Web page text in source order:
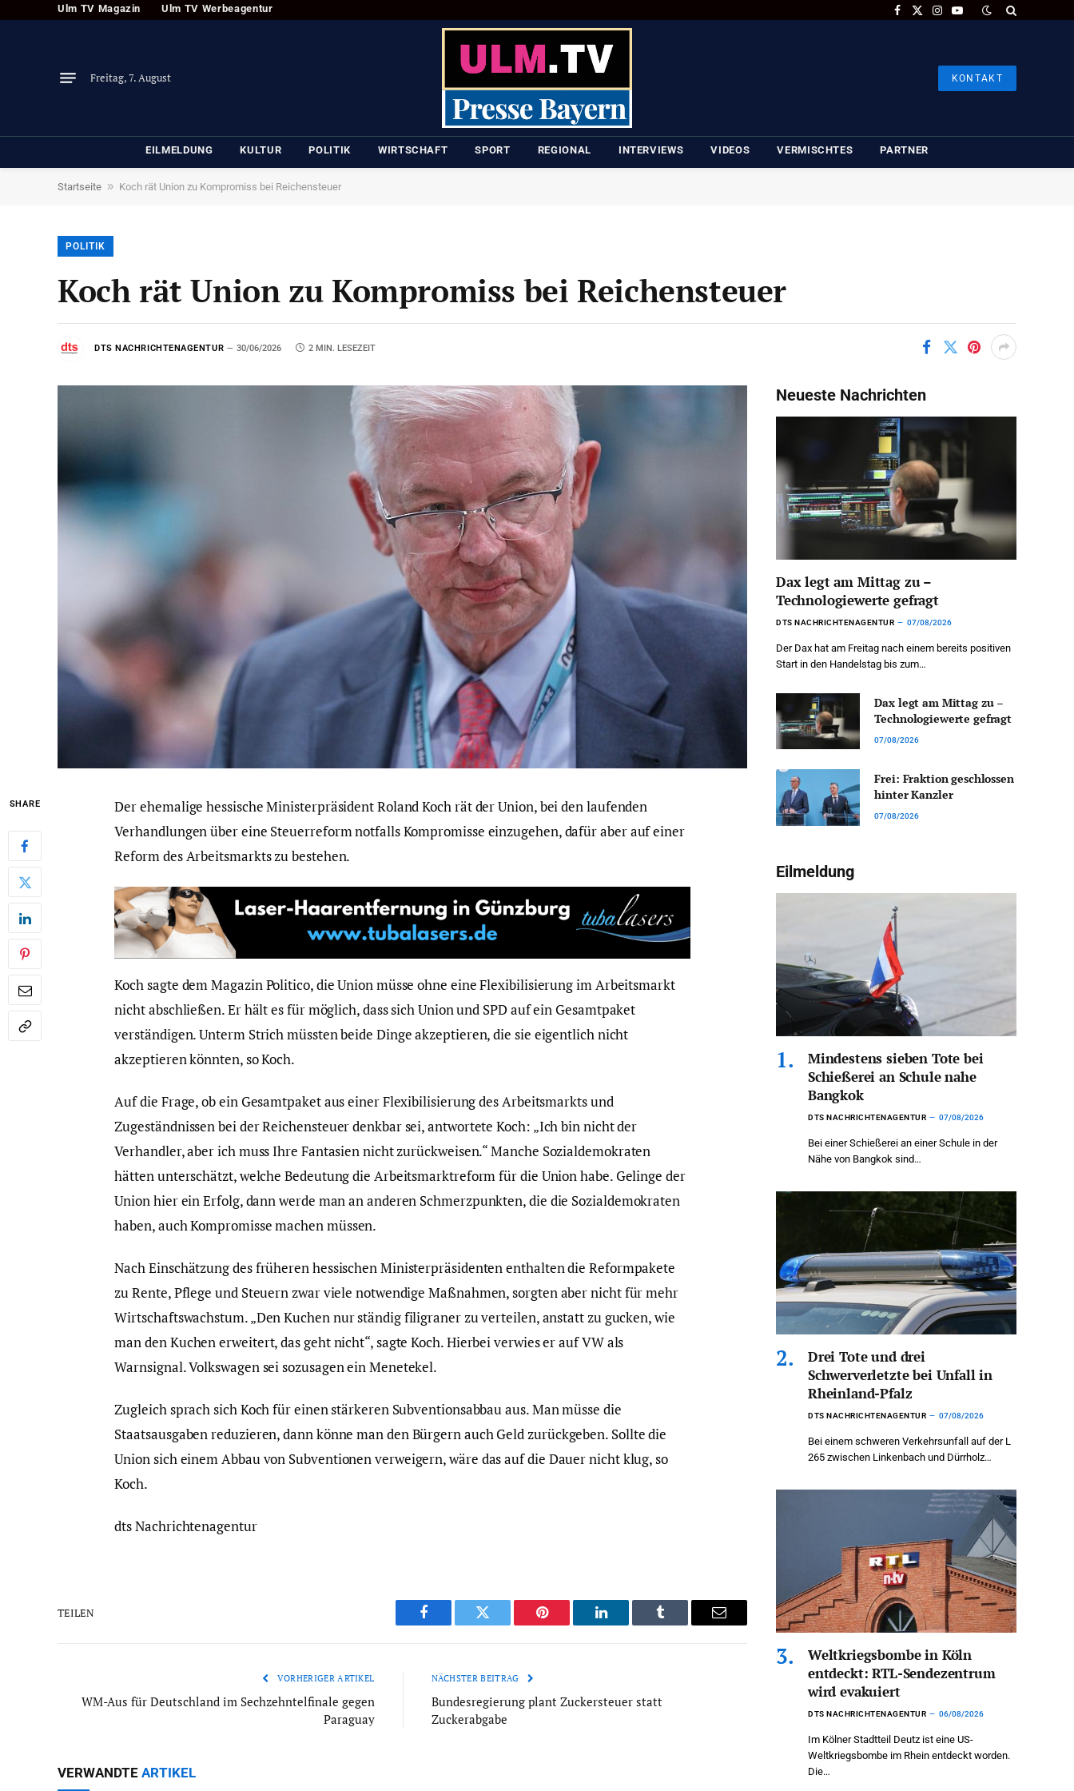
Ulm TV Magazin Ulm TV Werbeagentur
Facebook
X
Instagram
YouTube
Freitag, 7. August KONTAKT
EILMELDUNG KULTUR POLITIK WIRTSCHAFT SPORT REGIONAL INTERVIEWS VIDEOS VERMISCHTES PARTNER
Startseite » Koch rät Union zu Kompromiss bei Reichensteuer
POLITIK
Koch rät Union zu Kompromiss bei Reichensteuer
DTS NACHRICHTENAGENTUR 30/06/2026 2 MIN. LESEZEIT
SHARE
Der ehemalige hessische Ministerpräsident Roland Koch rät der Union, bei den laufenden
Verhandlungen über eine Steuerreform notfalls Kompromisse einzugehen, dafür aber auf einer
Reform des Arbeitsmarkts zu bestehen.
Koch sagte dem Magazin Politico, die Union müsse ohne eine Flexibilisierung im Arbeitsmarkt
nicht abschließen. Er hält es für möglich, dass sich Union und SPD auf ein Gesamtpaket
verständigen. Unterm Strich müssten beide Dinge akzeptieren, die sie eigentlich nicht
akzeptieren könnten, so Koch.
Auf die Frage, ob ein Gesamtpaket aus einer Flexibilisierung des Arbeitsmarkts und
Zugeständnissen bei der Reichensteuer denkbar sei, antwortete Koch: „Ich bin nicht der
Verhandler, aber ich muss Ihre Fantasien nicht zurückweisen.“ Manche Sozialdemokraten
hätten unterschätzt, welche Bedeutung die Arbeitsmarktreform für die Union habe. Gelinge der
Union hier ein Erfolg, dann werde man an anderen Schmerzpunkten, die die Sozialdemokraten
haben, auch Kompromisse machen müssen.
Nach Einschätzung des früheren hessischen Ministerpräsidenten enthalten die Reformpakete
zu Rente, Pflege und Steuern zwar viele notwendige Maßnahmen, sorgten aber nicht für mehr
Wirtschaftswachstum. „Den Kuchen nur ständig filigraner zu verteilen, anstatt zu gucken, wie
man den Kuchen erweitert, das geht nicht“, sagte Koch. Hierbei verwies er auf VW als
Warnsignal. Volkswagen sei sozusagen ein Menetekel.
Zugleich sprach sich Koch für einen stärkeren Subventionsabbau aus. Man müsse die
Staatsausgaben reduzieren, dann könne man den Bürgern auch Geld zurückgeben. Sollte die
Union sich einem Abbau von Subventionen verweigern, wäre das auf die Dauer nicht klug, so
Koch.
dts Nachrichtenagentur
TEILEN
Facebook Twitter Pinterest LinkedIn Tumblr Email
VORHERIGER ARTIKEL
WM-Aus für Deutschland im Sechzehntelfinale gegen
Paraguay
NÄCHSTER BEITRAG
Bundesregierung plant Zuckersteuer statt
Zuckerabgabe
VERWANDTE ARTIKEL
Neueste Nachrichten
Dax legt am Mittag zu –
Technologiewerte gefragt
DTS NACHRICHTENAGENTUR 07/08/2026
Der Dax hat am Freitag nach einem bereits positiven
Start in den Handelstag bis zum…
Dax legt am Mittag zu –
Technologiewerte gefragt
07/08/2026
Frei: Fraktion geschlossen
hinter Kanzler
07/08/2026
Eilmeldung
Mindestens sieben Tote bei
Schießerei an Schule nahe
Bangkok
DTS NACHRICHTENAGENTUR 07/08/2026
Bei einer Schießerei an einer Schule in der
Nähe von Bangkok sind…
Drei Tote und drei
Schwerverletzte bei Unfall in
Rheinland-Pfalz
DTS NACHRICHTENAGENTUR 07/08/2026
Bei einem schweren Verkehrsunfall auf der L
265 zwischen Linkenbach und Dürrholz…
Weltkriegsbombe in Köln
entdeckt: RTL-Sendezentrum
wird evakuiert
DTS NACHRICHTENAGENTUR 06/08/2026
Im Kölner Stadtteil Deutz ist eine US-
Weltkriegsbombe im Rhein entdeckt worden.
Die…